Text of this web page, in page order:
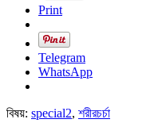
Print
Telegram
WhatsApp
বিষয়: special2, শরীরচর্চা